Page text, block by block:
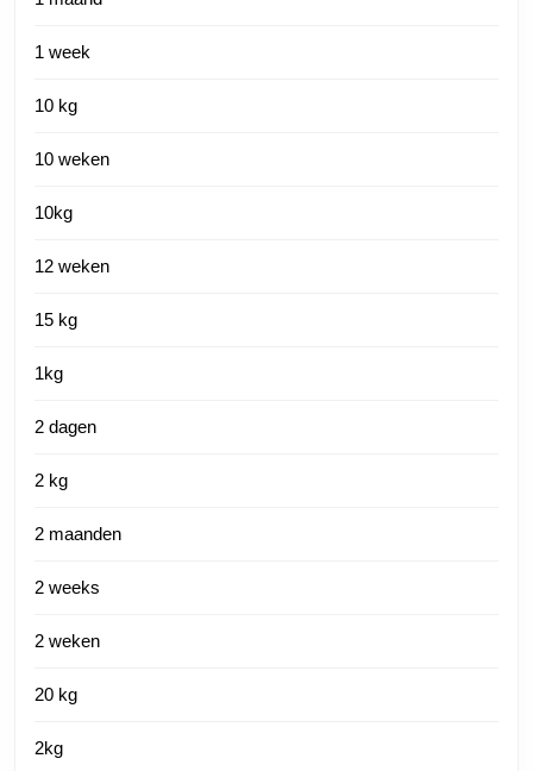
1 week
10 kg
10 weken
10kg
12 weken
15 kg
1kg
2 dagen
2 kg
2 maanden
2 weeks
2 weken
20 kg
2kg